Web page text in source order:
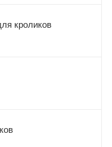
кроликов